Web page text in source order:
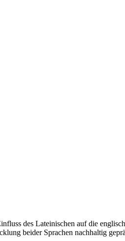
des Lateinischen auf die
beider Sprachen nachhaltig